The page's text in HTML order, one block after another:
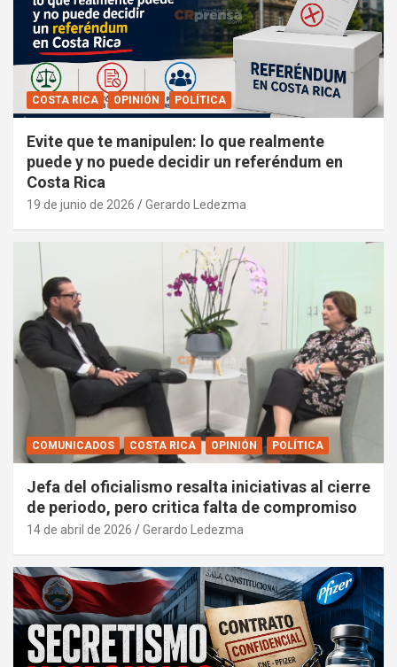
COSTA RICA OPINIÓN POLÍTICA
Evite que te manipulen: lo que realmente
puede y no puede decidir un referéndum en
Costa Rica
19 de junio de 2026 Gerardo Ledezma
COMUNICADOS COSTA RICA OPINIÓN POLÍTICA
Jefa del oficialismo resalta iniciativas al cierre
de periodo, pero critica falta de compromiso
14 de abril de 2026 Gerardo Ledezma